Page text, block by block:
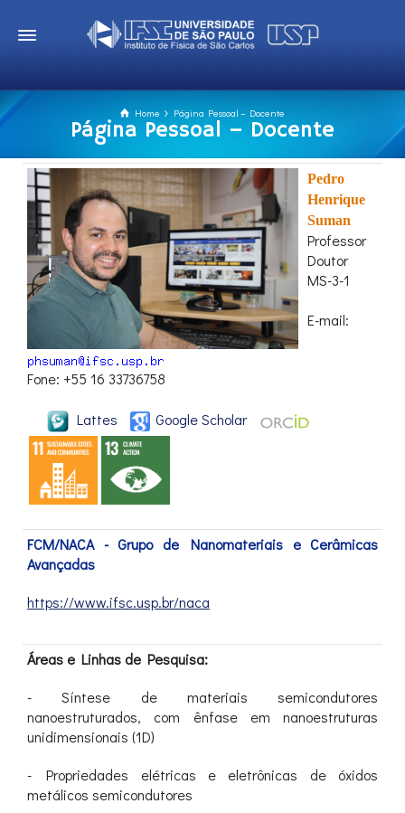
Home Página Pessoal – Docente
Página Pessoal – Docente
Pedro
Henrique
Suman
Professor
Doutor
MS-3-1
E-mail:
Fone: +55 16 33736758
Lattes Google Scholar
FCM/NACA - Grupo de Nanomateriais e Cerâmicas
Avançadas
https://www.ifsc.usp.br/naca
Áreas e Linhas de Pesquisa:
- Síntese de materiais semicondutores
nanoestruturados, com ênfase em nanoestruturas
unidimensionais (1D)
- Propriedades elétricas e eletrônicas de óxidos
metálicos semicondutores